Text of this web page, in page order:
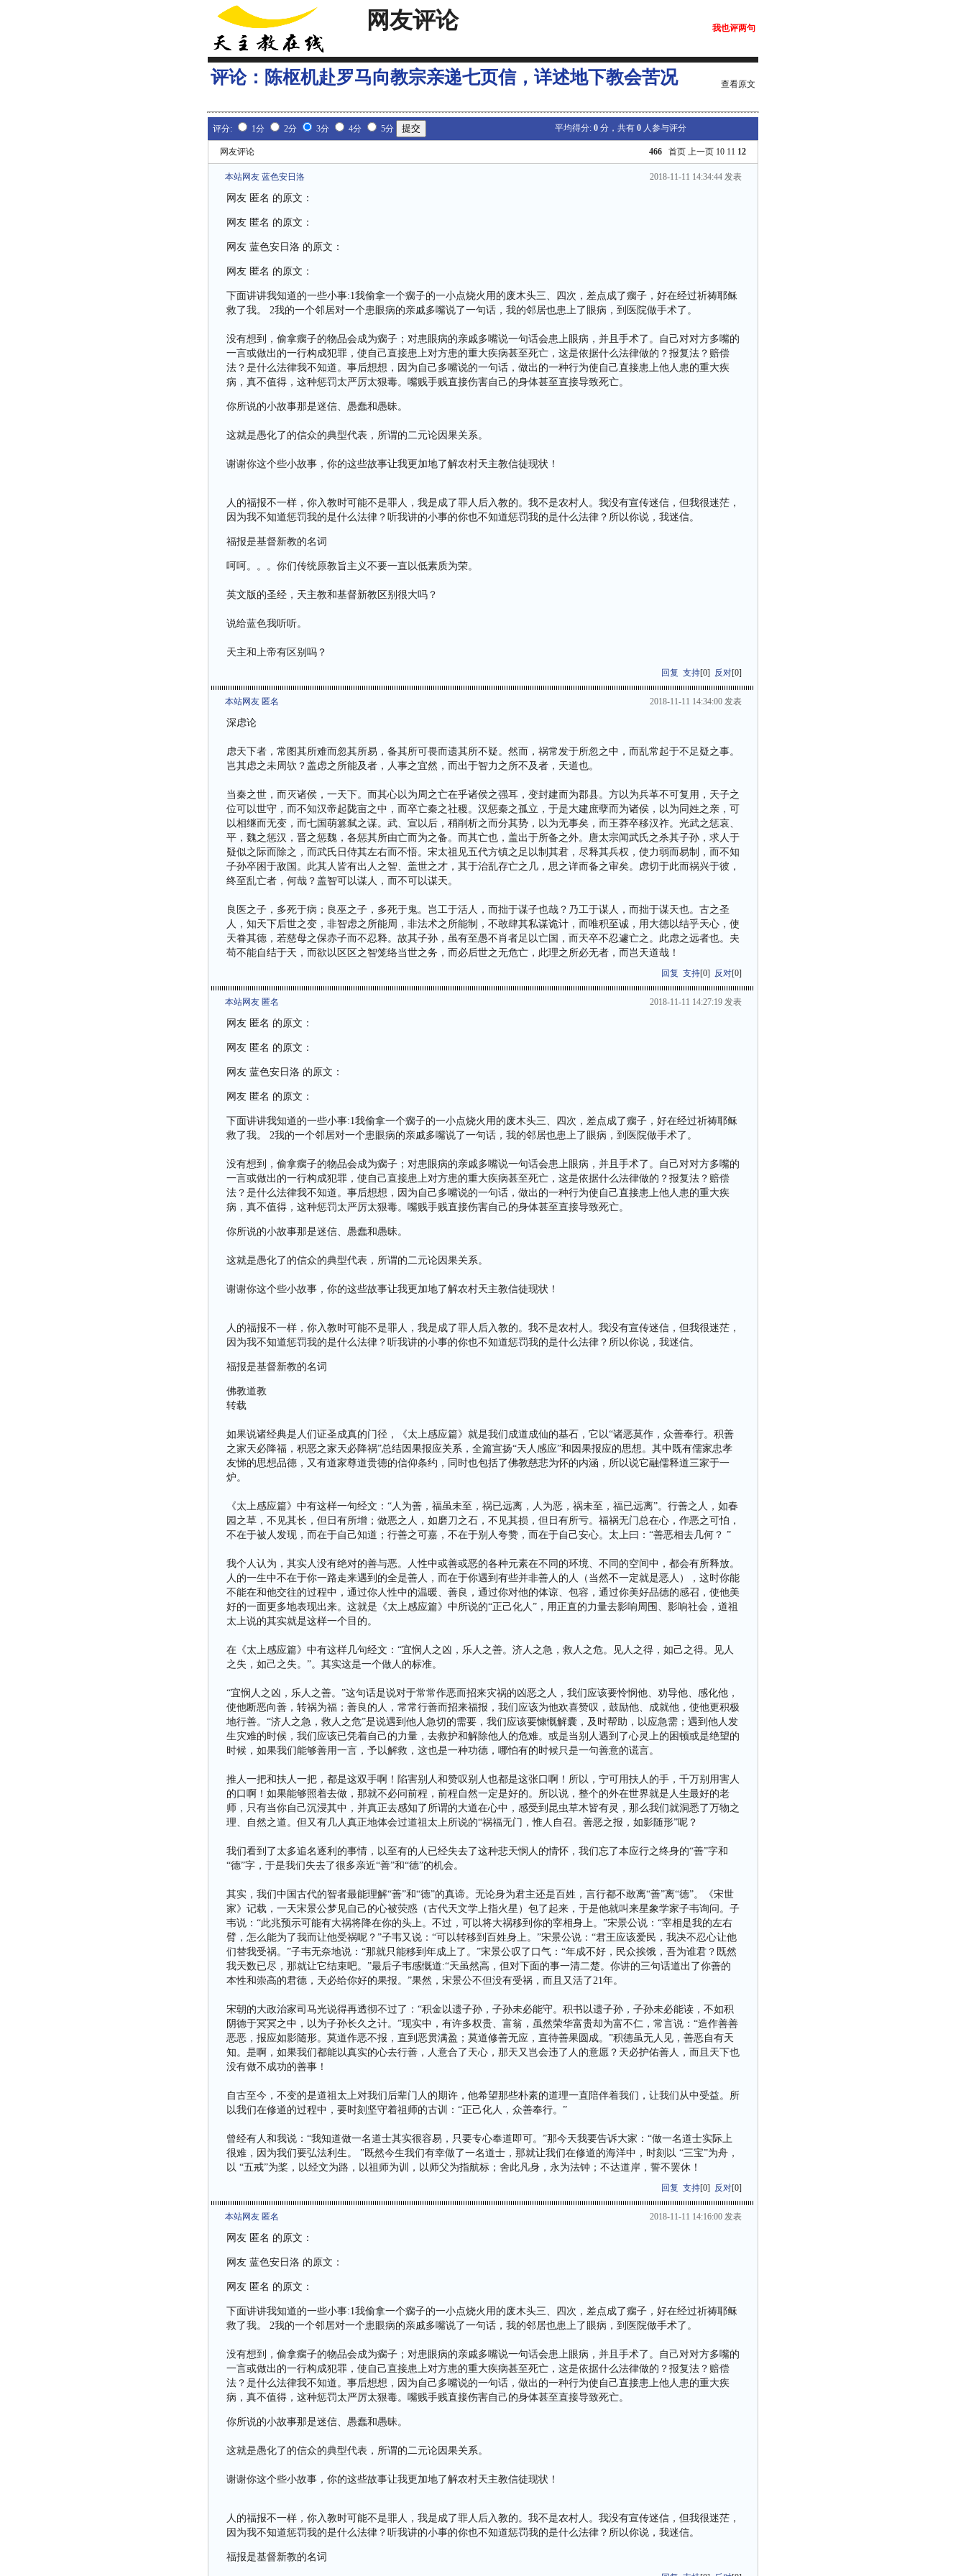
网友评论 我也评两句
评论： 陈枢机赴罗马向教宗亲递七页信，详述地下教会苦况 查看原文
评分: 1分 2分 3分 4分 5分 平均得分: 0 分，共有 0 人参与评分
网友评论 466 首页 上一页 10 11 12
本站网友 蓝色安日洛 2018-11-11 14:34:44 发表
网友 匿名 的原文：
网友 匿名 的原文：
网友 蓝色安日洛 的原文：
网友 匿名 的原文：
下面讲讲我知道的一些小事:1我偷拿一个瘸子的一小点烧火用的废木头三、四次，差点成了瘸子，好在经过祈祷耶稣
救了我。 2我的一个邻居对一个患眼病的亲戚多嘴说了一句话，我的邻居也患上了眼病，到医院做手术了。
没有想到，偷拿瘸子的物品会成为瘸子；对患眼病的亲戚多嘴说一句话会患上眼病，并且手术了。自己对对方多嘴的
一言或做出的一行构成犯罪，使自己直接患上对方患的重大疾病甚至死亡，这是依据什么法律做的？报复法？赔偿
法？是什么法律我不知道。事后想想，因为自己多嘴说的一句话，做出的一种行为使自己直接患上他人患的重大疾
病，真不值得，这种惩罚太严厉太狠毒。嘴贱手贱直接伤害自己的身体甚至直接导致死亡。
你所说的小故事那是迷信、愚蠢和愚昧。
这就是愚化了的信众的典型代表，所谓的二元论因果关系。
谢谢你这个些小故事，你的这些故事让我更加地了解农村天主教信徒现状！
人的福报不一样，你入教时可能不是罪人，我是成了罪人后入教的。我不是农村人。我没有宣传迷信，但我很迷茫，
因为我不知道惩罚我的是什么法律？听我讲的小事的你也不知道惩罚我的是什么法律？所以你说，我迷信。
福报是基督新教的名词
呵呵。。。你们传统原教旨主义不要一直以低素质为荣。
英文版的圣经，天主教和基督新教区别很大吗？
说给蓝色我听听。
天主和上帝有区别吗？
回复 支持[0] 反对[0]
本站网友 匿名 2018-11-11 14:34:00 发表
深虑论
虑天下者，常图其所难而忽其所易，备其所可畏而遗其所不疑。然而，祸常发于所忽之中，而乱常起于不足疑之事。
岂其虑之未周欤？盖虑之所能及者，人事之宜然，而出于智力之所不及者，天道也。
当秦之世，而灭诸侯，一天下。而其心以为周之亡在乎诸侯之强耳，变封建而为郡县。方以为兵革不可复用，天子之
位可以世守，而不知汉帝起陇亩之中，而卒亡秦之社稷。汉惩秦之孤立，于是大建庶孽而为诸侯，以为同姓之亲，可
以相继而无变，而七国萌篡弑之谋。武、宣以后，稍削析之而分其势，以为无事矣，而王莽卒移汉祚。光武之惩哀、
平，魏之惩汉，晋之惩魏，各惩其所由亡而为之备。而其亡也，盖出于所备之外。唐太宗闻武氏之杀其子孙，求人于
疑似之际而除之，而武氏日侍其左右而不悟。宋太祖见五代方镇之足以制其君，尽释其兵权，使力弱而易制，而不知
子孙卒困于敌国。此其人皆有出人之智、盖世之才，其于治乱存亡之几，思之详而备之审矣。虑切于此而祸兴于彼，
终至乱亡者，何哉？盖智可以谋人，而不可以谋天。
良医之子，多死于病；良巫之子，多死于鬼。岂工于活人，而拙于谋子也哉？乃工于谋人，而拙于谋天也。古之圣
人，知天下后世之变，非智虑之所能周，非法术之所能制，不敢肆其私谋诡计，而唯积至诚，用大德以结乎天心，使
天眷其德，若慈母之保赤子而不忍释。故其子孙，虽有至愚不肖者足以亡国，而天卒不忍遽亡之。此虑之远者也。夫
苟不能自结于天，而欲以区区之智笼络当世之务，而必后世之无危亡，此理之所必无者，而岂天道哉！
回复 支持[0] 反对[0]
本站网友 匿名 2018-11-11 14:27:19 发表
网友 匿名 的原文：
网友 匿名 的原文：
网友 蓝色安日洛 的原文：
网友 匿名 的原文：
下面讲讲我知道的一些小事:1我偷拿一个瘸子的一小点烧火用的废木头三、四次，差点成了瘸子，好在经过祈祷耶稣
救了我。 2我的一个邻居对一个患眼病的亲戚多嘴说了一句话，我的邻居也患上了眼病，到医院做手术了。
没有想到，偷拿瘸子的物品会成为瘸子；对患眼病的亲戚多嘴说一句话会患上眼病，并且手术了。自己对对方多嘴的
一言或做出的一行构成犯罪，使自己直接患上对方患的重大疾病甚至死亡，这是依据什么法律做的？报复法？赔偿
法？是什么法律我不知道。事后想想，因为自己多嘴说的一句话，做出的一种行为使自己直接患上他人患的重大疾
病，真不值得，这种惩罚太严厉太狠毒。嘴贱手贱直接伤害自己的身体甚至直接导致死亡。
你所说的小故事那是迷信、愚蠢和愚昧。
这就是愚化了的信众的典型代表，所谓的二元论因果关系。
谢谢你这个些小故事，你的这些故事让我更加地了解农村天主教信徒现状！
人的福报不一样，你入教时可能不是罪人，我是成了罪人后入教的。我不是农村人。我没有宣传迷信，但我很迷茫，
因为我不知道惩罚我的是什么法律？听我讲的小事的你也不知道惩罚我的是什么法律？所以你说，我迷信。
福报是基督新教的名词
佛教道教
转载
如果说诸经典是人们证圣成真的门径，《太上感应篇》就是我们成道成仙的基石，它以“诸恶莫作，众善奉行。积善
之家天必降福，积恶之家天必降祸”总结因果报应关系，全篇宣扬“天人感应”和因果报应的思想。其中既有儒家忠孝
友悌的思想品德，又有道家尊道贵德的信仰条约，同时也包括了佛教慈悲为怀的内涵，所以说它融儒释道三家于一
炉。
《太上感应篇》中有这样一句经文：“人为善，福虽未至，祸已远离，人为恶，祸未至，福已远离”。行善之人，如春
园之草，不见其长，但日有所增；做恶之人，如磨刀之石，不见其损，但日有所亏。福祸无门总在心，作恶之可怕，
不在于被人发现，而在于自己知道；行善之可嘉，不在于别人夸赞，而在于自己安心。太上曰：“善恶相去几何？ ”
我个人认为，其实人没有绝对的善与恶。人性中或善或恶的各种元素在不同的环境、不同的空间中，都会有所释放。
人的一生中不在于你一路走来遇到的全是善人，而在于你遇到有些并非善人的人（当然不一定就是恶人），这时你能
不能在和他交往的过程中，通过你人性中的温暖、善良，通过你对他的体谅、包容，通过你美好品德的感召，使他美
好的一面更多地表现出来。这就是《太上感应篇》中所说的“正己化人”，用正直的力量去影响周围、影响社会，道祖
太上说的其实就是这样一个目的。
在《太上感应篇》中有这样几句经文：“宜悯人之凶，乐人之善。济人之急，救人之危。见人之得，如己之得。见人
之失，如己之失。”。其实这是一个做人的标准。
“宜悯人之凶，乐人之善。”这句话是说对于常常作恶而招来灾祸的凶恶之人，我们应该要怜悯他、劝导他、感化他，
使他断恶向善，转祸为福；善良的人，常常行善而招来福报，我们应该为他欢喜赞叹，鼓励他、成就他，使他更积极
地行善。“济人之急，救人之危”是说遇到他人急切的需要，我们应该要慷慨解囊，及时帮助，以应急需；遇到他人发
生灾难的时候，我们应该已凭着自己的力量，去救护和解除他人的危难。或是当别人遇到了心灵上的困顿或是绝望的
时候，如果我们能够善用一言，予以解救，这也是一种功德，哪怕有的时候只是一句善意的谎言。
推人一把和扶人一把，都是这双手啊！陷害别人和赞叹别人也都是这张口啊！所以，宁可用扶人的手，千万别用害人
的口啊！如果能够照着去做，那就不必问前程，前程自然一定是好的。所以说，整个的外在世界就是人生最好的老
师，只有当你自己沉浸其中，并真正去感知了所谓的大道在心中，感受到昆虫草木皆有灵，那么我们就洞悉了万物之
理、自然之道。但又有几人真正地体会过道祖太上所说的“祸福无门，惟人自召。善恶之报，如影随形”呢？
我们看到了太多追名逐利的事情，以至有的人已经失去了这种悲天悯人的情怀，我们忘了本应行之终身的“善”字和
“德”字，于是我们失去了很多亲近“善”和“德”的机会。
其实，我们中国古代的智者最能理解“善”和“德”的真谛。无论身为君主还是百姓，言行都不敢离“善”离“德”。《宋世
家》记载，一天宋景公梦见自己的心被荧惑（古代天文学上指火星）包了起来，于是他就叫来星象学家子韦询问。子
韦说：“此兆预示可能有大祸将降在你的头上。不过，可以将大祸移到你的宰相身上。”宋景公说：“宰相是我的左右
臂，怎么能为了我而让他受祸呢？”子韦又说：“可以转移到百姓身上。”宋景公说：“君王应该爱民，我决不忍心让他
们替我受祸。”子韦无奈地说：“那就只能移到年成上了。”宋景公叹了口气：“年成不好，民众挨饿，吾为谁君？既然
我天数已尽，那就让它结束吧。”最后子韦感慨道:“天虽然高，但对下面的事一清二楚。你讲的三句话道出了你善的
本性和崇高的君德，天必给你好的果报。”果然，宋景公不但没有受祸，而且又活了21年。
宋朝的大政治家司马光说得再透彻不过了：“积金以遗子孙，子孙未必能守。积书以遗子孙，子孙未必能读，不如积
阴德于冥冥之中，以为子孙长久之计。”现实中，有许多权贵、富翁，虽然荣华富贵却为富不仁，常言说：“造作善善
恶恶，报应如影随形。莫道作恶不报，直到恶贯满盈；莫道修善无应，直待善果圆成。”积德虽无人见，善恶自有天
知。是啊，如果我们都能以真实的心去行善，人意合了天心，那天又岂会违了人的意愿？天必护佑善人，而且天下也
没有做不成功的善事！
自古至今，不变的是道祖太上对我们后辈门人的期许，他希望那些朴素的道理一直陪伴着我们，让我们从中受益。所
以我们在修道的过程中，要时刻坚守着祖师的古训：“正己化人，众善奉行。”
曾经有人和我说：“我知道做一名道士其实很容易，只要专心奉道即可。”那今天我要告诉大家：“做一名道士实际上
很难，因为我们要弘法利生。 ”既然今生我们有幸做了一名道士，那就让我们在修道的海洋中，时刻以 “三宝”为舟，
以 “五戒”为桨，以经文为路，以祖师为训，以师父为指航标；舍此凡身，永为法钟；不达道岸，誓不罢休！
回复 支持[0] 反对[0]
本站网友 匿名 2018-11-11 14:16:00 发表
网友 匿名 的原文：
网友 蓝色安日洛 的原文：
网友 匿名 的原文：
下面讲讲我知道的一些小事:1我偷拿一个瘸子的一小点烧火用的废木头三、四次，差点成了瘸子，好在经过祈祷耶稣
救了我。 2我的一个邻居对一个患眼病的亲戚多嘴说了一句话，我的邻居也患上了眼病，到医院做手术了。
没有想到，偷拿瘸子的物品会成为瘸子；对患眼病的亲戚多嘴说一句话会患上眼病，并且手术了。自己对对方多嘴的
一言或做出的一行构成犯罪，使自己直接患上对方患的重大疾病甚至死亡，这是依据什么法律做的？报复法？赔偿
法？是什么法律我不知道。事后想想，因为自己多嘴说的一句话，做出的一种行为使自己直接患上他人患的重大疾
病，真不值得，这种惩罚太严厉太狠毒。嘴贱手贱直接伤害自己的身体甚至直接导致死亡。
你所说的小故事那是迷信、愚蠢和愚昧。
这就是愚化了的信众的典型代表，所谓的二元论因果关系。
谢谢你这个些小故事，你的这些故事让我更加地了解农村天主教信徒现状！
人的福报不一样，你入教时可能不是罪人，我是成了罪人后入教的。我不是农村人。我没有宣传迷信，但我很迷茫，
因为我不知道惩罚我的是什么法律？听我讲的小事的你也不知道惩罚我的是什么法律？所以你说，我迷信。
福报是基督新教的名词